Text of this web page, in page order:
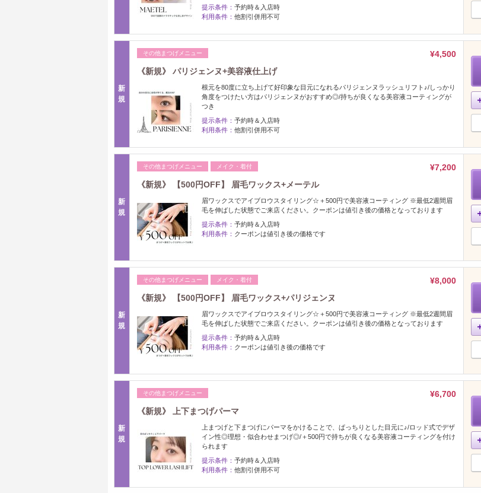
提示条件： 予約時＆入店時
利用条件： 他割引併用不可
新
規
その他まつげメニュー
¥4,500
《新規》 パリジェンヌ+美容液仕上げ
根元を80度に立ち上げて好印象な目元になれるパリジェンヌラッシュリフト♪/しっかり
角度をつけたい方はパリジェンヌがおすすめ◎/持ちが良くなる美容液コーティングが
つき
提示条件： 予約時＆入店時
利用条件： 他割引併用不可
新
規
その他まつげメニュー メイク・着付
¥7,200
《新規》 【500円OFF】 眉毛ワックス+メーテル
眉ワックスでアイブロウスタイリング☆＋500円で美容液コーティング ※最低2週間眉
毛を伸ばした状態でご来店ください。クーポンは値引き後の価格となっております
提示条件： 予約時＆入店時
利用条件： クーポンは値引き後の価格です
新
規
その他まつげメニュー メイク・着付
¥8,000
《新規》 【500円OFF】 眉毛ワックス+パリジェンヌ
眉ワックスでアイブロウスタイリング☆＋500円で美容液コーティング ※最低2週間眉
毛を伸ばした状態でご来店ください。クーポンは値引き後の価格となっております
提示条件： 予約時＆入店時
利用条件： クーポンは値引き後の価格です
新
規
その他まつげメニュー
¥6,700
《新規》 上下まつげパーマ
上まつげと下まつげにパーマをかけることで、ぱっちりとした目元に♪/ロッド式でデザ
イン性◎理想・似合わせまつげ◎/＋500円で持ちが良くなる美容液コーティングを付け
られます
提示条件： 予約時＆入店時
利用条件： 他割引併用不可